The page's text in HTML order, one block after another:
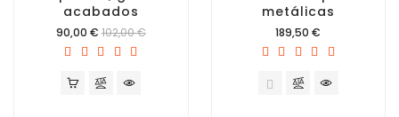
acabados
Precio
90,00 € 102,00 €
metálicas
Precio
189,50 €